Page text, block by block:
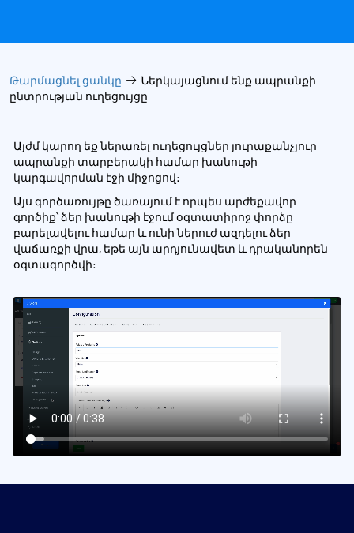
Թարմացնել ցանկը
Ներկայացնում ենք ապրանքի
ընտրության ուղեցույցը
Այժմ կարող եք ներառել ուղեցույցներ յուրաքանչյուր
ապրանքի տարբերակի համար խանութի
կարգավորման էջի միջոցով։
Այս գործառույթը ծառայում է որպես արժեքավոր
գործիք՝ ձեր խանութի էջում օգտատիրոջ փորձը
բարելավելու համար և ունի ներուժ ազդելու ձեր
վաճառքի վրա, եթե այն արդյունավետ և դրականորեն
օգտագործվի։